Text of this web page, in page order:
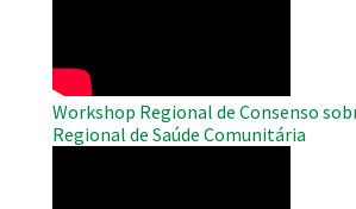
Workshop Regional de Consenso
Regional de Saúde Comunitária